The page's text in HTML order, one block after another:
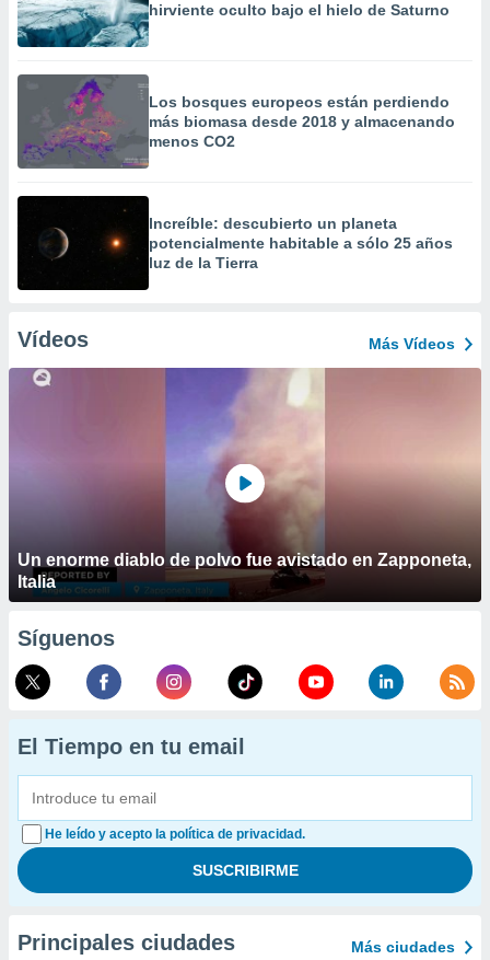
hirviente oculto bajo el hielo de Saturno
Los bosques europeos están perdiendo
más biomasa desde 2018 y almacenando
menos CO2
Increíble: descubierto un planeta
potencialmente habitable a sólo 25 años
luz de la Tierra
Vídeos Más Vídeos
Un enorme diablo de polvo fue avistado en Zapponeta,
Italia
Síguenos
El Tiempo en tu email
He leído y acepto la política de privacidad.
Principales ciudades Más ciudades